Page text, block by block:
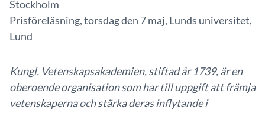
Stockholm
Prisföreläsning, torsdag den 7 maj, Lunds universitet,
Lund
Kungl. Vetenskapsakademien, stiftad år 1739, är en
oberoende organisation som har till uppgift att främja
vetenskaperna och stärka deras inflytande i